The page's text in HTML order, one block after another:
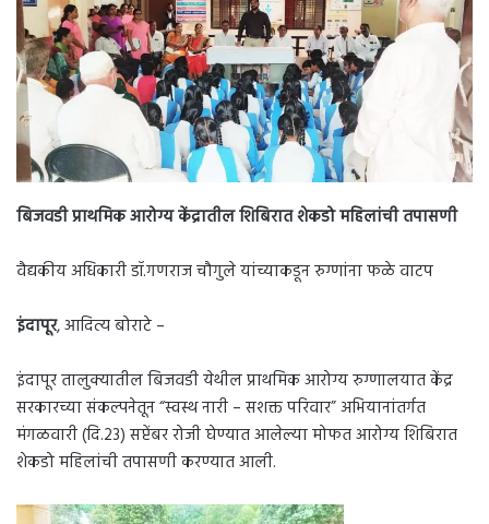
बिजवडी प्राथमिक आरोग्य केंद्रातील शिबिरात शेकडो महिलांची तपासणी
वैद्यकीय अधिकारी डॉ.गणराज चौगुले यांच्याकडून रुग्णांना फळे वाटप
इंदापूर, आदित्य बोराटे –
इंदापूर तालुक्यातील बिजवडी येथील प्राथमिक आरोग्य रुग्णालयात केंद्र
सरकारच्या संकल्पनेतून “स्वस्थ नारी – सशक्त परिवार” अभियानांतर्गत
मंगळवारी (दि.23) सप्टेंबर रोजी घेण्यात आलेल्या मोफत आरोग्य शिबिरात
शेकडो महिलांची तपासणी करण्यात आली.